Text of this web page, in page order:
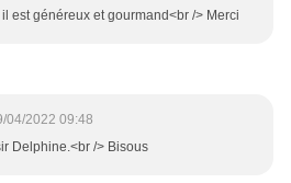
est généreux et gourmand<br /> Merci
04/2022 09:48
Delphine.<br /> Bisous